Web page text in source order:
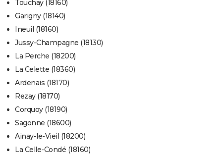
Touchay (18160)
Garigny (18140)
Ineuil (18160)
Jussy-Champagne (18130)
La Perche (18200)
La Celette (18360)
Ardenais (18170)
Rezay (18170)
Corquoy (18190)
Sagonne (18600)
Ainay-le-Vieil (18200)
La Celle-Condé (18160)